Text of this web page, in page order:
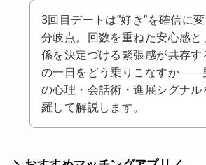
3回目デートは”好き”を確信に
分岐点。回数を重ねた安心感と
係を決定づける緊張感が共存す
の一日をどう乗りこなすか――
の心理・会話術・進展シグナル
羅して解説します。